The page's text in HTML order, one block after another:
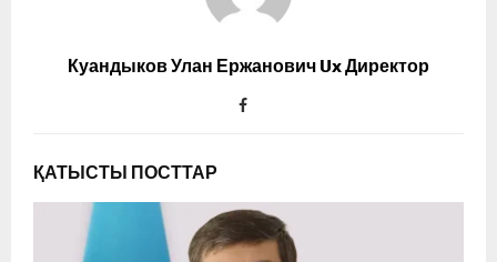
Куандыков Улан Ержанович Ux Директор
ҚАТЫСТЫ ПОСТТАР